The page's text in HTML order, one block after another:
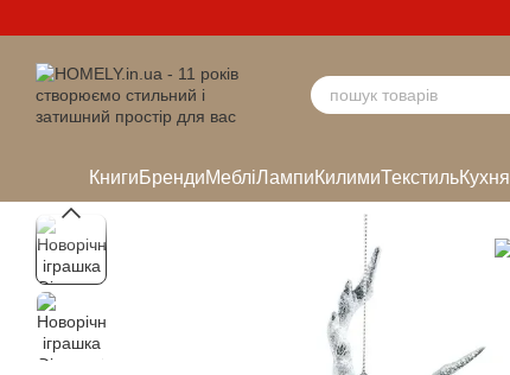
КнигиБрендиМебліЛампиКилимиТекстильКухня